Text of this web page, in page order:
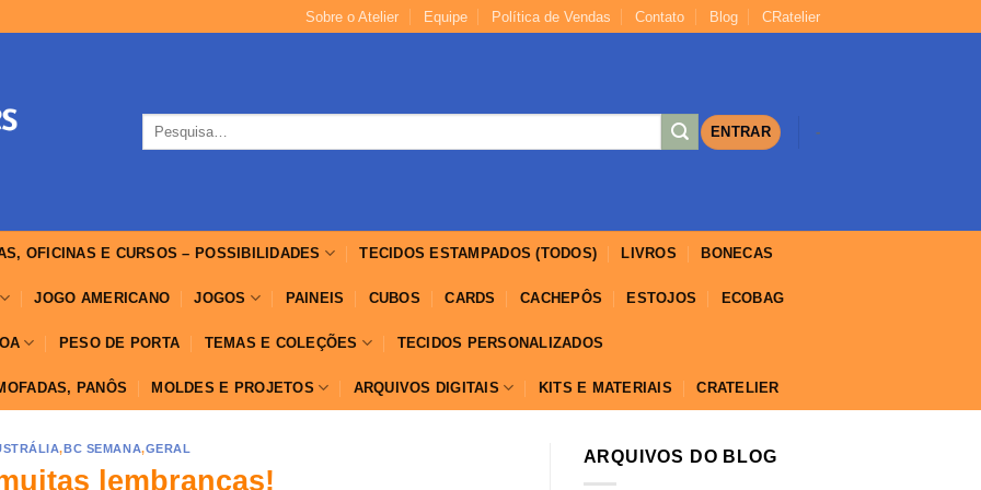
Sobre o Atelier Equipe Política de Vendas Contato Blog CRatelier
por:
ENTRAR -
OFICINAS E CURSOS – POSSIBILIDADES TECIDOS ESTAMPADOS (TODOS) LIVROS BONECAS
JOGO AMERICANO JOGOS PAINEIS CUBOS CARDS CACHEPÔS ESTOJOS ECOBAG
PESO DE PORTA TEMAS E COLEÇÕES TECIDOS PERSONALIZADOS
PANÔS MOLDES E PROJETOS ARQUIVOS DIGITAIS KITS E MATERIAIS CRATELIER
,BC SEMANA,GERAL
lembranças!
ARQUIVOS DO BLOG